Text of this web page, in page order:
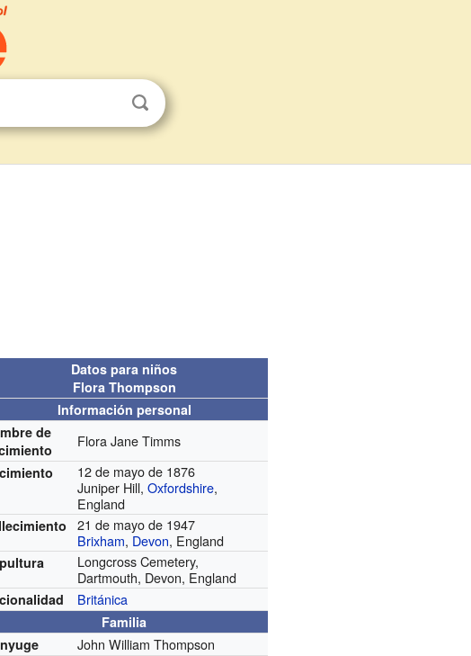
Datos para niños
Flora Thompson
Información personal
de
Flora Jane Timms
12 de mayo de 1876
Juniper Hill,Oxfordshire,
England
21 de mayo de 1947
Brixham, Devon, England
Longcross Cemetery,
Dartmouth, Devon, England
Británica
Familia
John William Thompson